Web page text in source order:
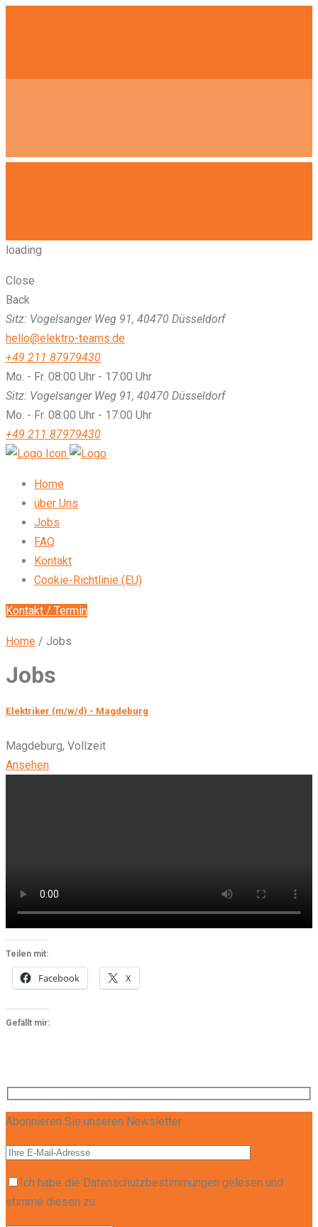
loading
Close
Back
Sitz: Vogelsanger Weg 91, 40470 Düsseldorf
hello@elektro-teams.de
+49 211 87979430
Mo. - Fr. 08:00 Uhr - 17:00 Uhr
Sitz: Vogelsanger Weg 91, 40470 Düsseldorf
Mo. - Fr. 08:00 Uhr - 17:00 Uhr
+49 211 87979430
Home
über Uns
Jobs
FAQ
Kontakt
Cookie-Richtlinie (EU)
Kontakt / Termin
Home / Jobs
Jobs
Elektriker (m/w/d) - Magdeburg
Magdeburg, Vollzeit
Ansehen
Teilen mit:
Facebook X
Gefällt mir:
Abonnieren Sie unseren Newsletter
Ich habe die Datenschutzbestimmungen gelesen und
stimme diesen zu.